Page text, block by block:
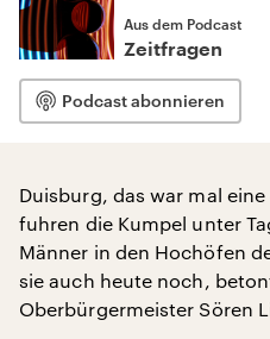
Aus dem Podcast
Zeitfragen
Podcast abonnieren
Duisburg, das war mal
fuhren die Kumpel unter
Männer in den Hochöfen
sie auch heute noch,
Oberbürgermeister Sören